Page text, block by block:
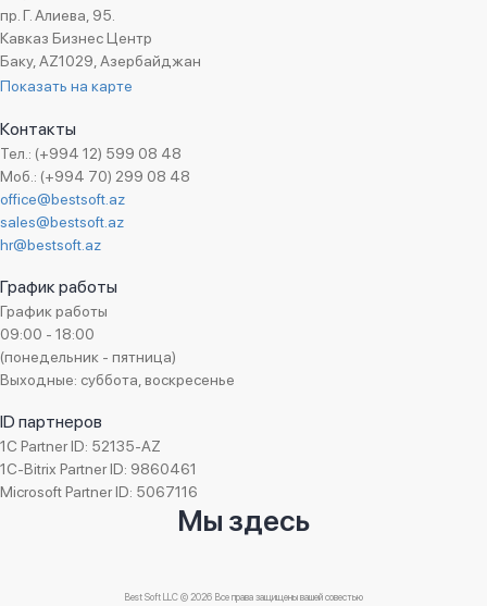
пр. Г. Алиева, 95.
Кавказ Бизнес Центр
Баку, AZ1029, Азербайджан
Показать на карте
Контакты
Тел.: (+994 12) 599 08 48
Моб.: (+994 70) 299 08 48
office@bestsoft.az
sales@bestsoft.az
hr@bestsoft.az
График работы
График работы
09:00 - 18:00
(понедельник - пятница)
Выходные: суббота, воскресенье
ID партнеров
1C Partner ID: 52135-AZ
1C-Bitrix Partner ID: 9860461
Microsoft Partner ID: 5067116
Мы здесь
Best Soft LLC © 2026 Все права защищены вашей совестью